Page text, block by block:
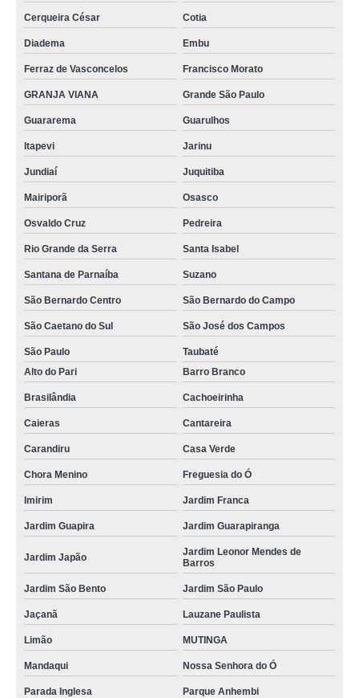
onde fazer higienização automotiva completa Santana
higienização automotiva preços Serra da Cantareira
higienização automotiva com ozônio Pedreira
higienização de carros preços Itapevi
qual o valor de higienização de estofados de carros São Caetano do Sul
qual o valor de higienização completa automotiva Cantareira
higienizações automotivas completas São Paulo
qual o valor de higienização automotiva Juquitiba
higienizações de carros São Bernardo do Campo
onde fazer higienização automotiva com ozônio Jardim Nossa Senhora da
Consolata
higienização automotiva completa Francisco Morato
qual o valor de higienização de carros São Bernardo Centro
higienização carros preços Cachoeirinha
higienização carros Jaçanã
onde fazer higienização automotiva enchente Alto do Pari
lavagem e higienização automotiva preços Vila Maria Alta
higienizações automotivas enchente Jardim Peri
higienizações completas automotivas Pedreira
onde fazer higienização de estofados de carros Tucuruvi
Cerqueira César Cotia
Diadema Embu
Ferraz de Vasconcelos Francisco Morato
GRANJA VIANA Grande São Paulo
Guararema Guarulhos
Itapevi Jarinu
Jundiaí Juquitiba
Mairiporã Osasco
Osvaldo Cruz Pedreira
Rio Grande da Serra Santa Isabel
Santana de Parnaíba Suzano
São Bernardo Centro São Bernardo do Campo
São Caetano do Sul São José dos Campos
São Paulo
Taubaté
Alto do Pari
Barro Branco
Brasilândia Cachoeirinha
Caieras Cantareira
Carandiru Casa Verde
Chora Menino Freguesia do Ó
Imirim Jardim Franca
Jardim Guapira Jardim Guarapiranga
Jardim Japão
Jardim Leonor Mendes de
Barros
Jardim São Bento Jardim São Paulo
Jaçanã Lauzane Paulista
Limão MUTINGA
Mandaqui Nossa Senhora do Ó
Parada Inglesa Parque Anhembi